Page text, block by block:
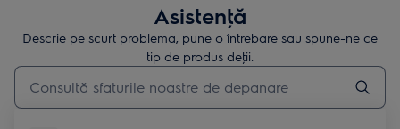
Asistenţă
Descrie pe scurt problema, pune o întrebare sau spune-ne ce
tip de produs deţii.
Type to search for support articles